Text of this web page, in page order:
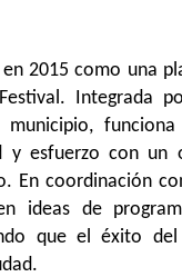
2015 como una
Integrada
municipio,
y esfuerzo con
En coordinación
ideas de
que el éxito